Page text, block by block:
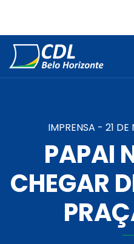
IMPRENSA - 21 DE
PAPAI
CHEGAR